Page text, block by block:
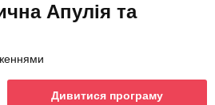
Апулія та
Дивитися програму